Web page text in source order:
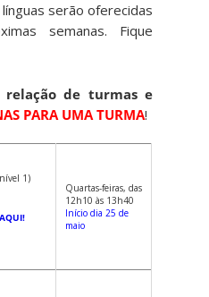
serão oferecidas
semanas. Fique
relação de turmas e
PARA UMA TURMA!
1)
Quartas-feiras, das
12h10 às 13h40
Início dia 25 de
maio